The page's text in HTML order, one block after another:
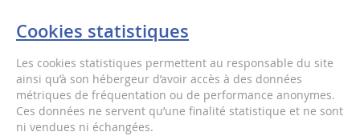
Cookies statistiques
Les cookies statistiques permettent au responsable du site
ainsi qu’à son hébergeur d’avoir accès à des données
métriques de fréquentation ou de performance anonymes.
Ces données ne servent qu’une finalité statistique et ne sont
ni vendues ni échangées.